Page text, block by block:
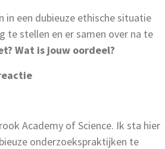
een dubieuze ethische situatie
te stellen en er samen over na te
Wat is jouw oordeel?
Academy of Science. Ik sta hier
onderzoekspraktijken te